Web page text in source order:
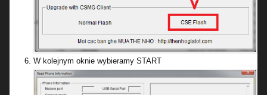
W kolejnym oknie wybieramy START